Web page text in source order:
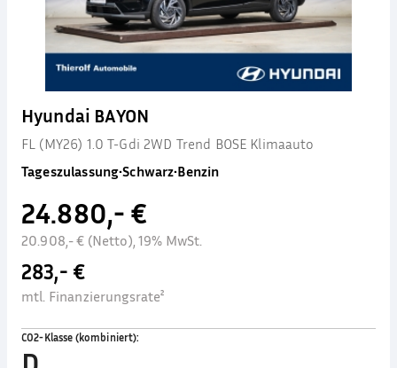
Hyundai BAYON
FL (MY26) 1.0 T-Gdi 2WD Trend BOSE Klimaauto
Tageszulassung•Schwarz•Benzin
24.880,- €
20.908,- € (Netto), 19% MwSt.
283,- €
mtl. Finanzierungsrate²
CO2-Klasse (kombiniert):